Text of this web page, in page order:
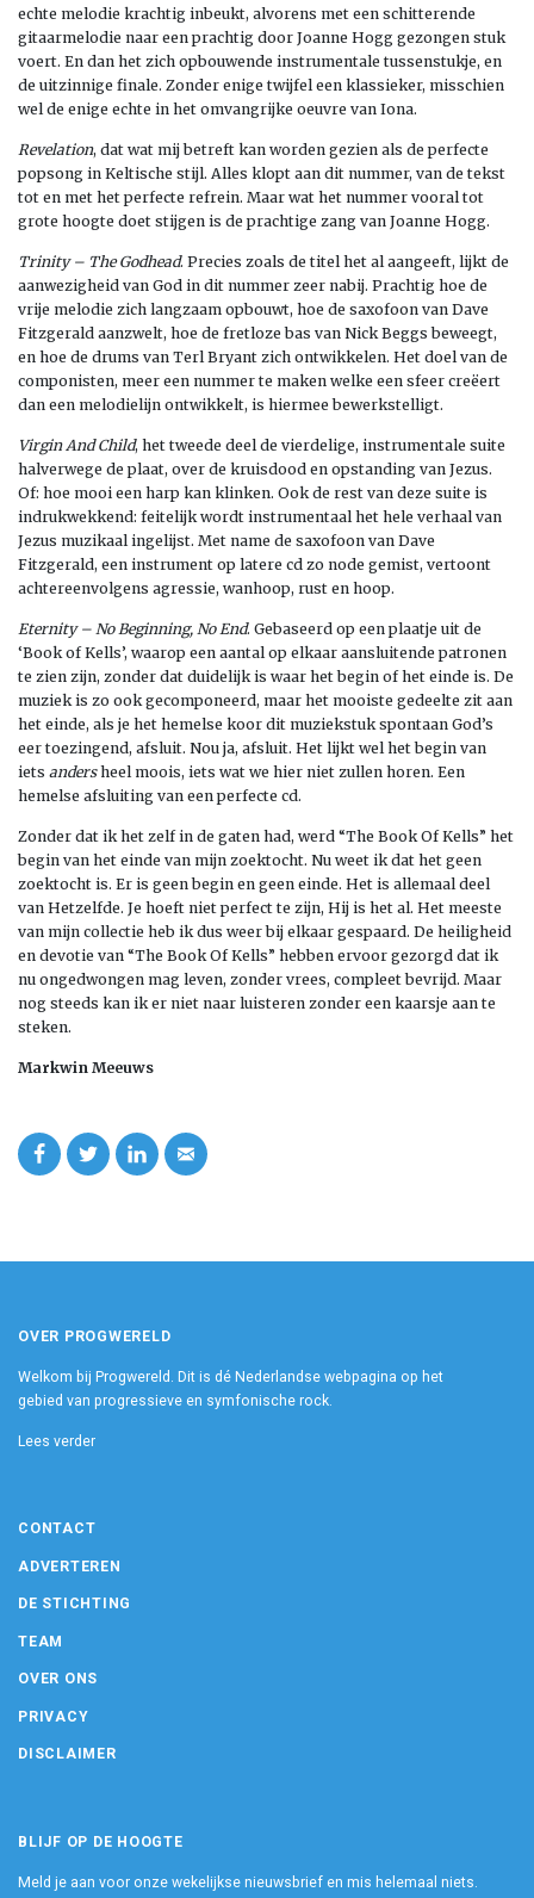
echte melodie krachtig inbeukt, alvorens met een schitterende
gitaarmelodie naar een prachtig door Joanne Hogg gezongen stuk
voert. En dan het zich opbouwende instrumentale tussenstukje, en
de uitzinnige finale. Zonder enige twijfel een klassieker, misschien
wel de enige echte in het omvangrijke oeuvre van Iona.
Revelation, dat wat mij betreft kan worden gezien als de perfecte
popsong in Keltische stijl. Alles klopt aan dit nummer, van de tekst
tot en met het perfecte refrein. Maar wat het nummer vooral tot
grote hoogte doet stijgen is de prachtige zang van Joanne Hogg.
Trinity – The Godhead. Precies zoals de titel het al aangeeft, lijkt de
aanwezigheid van God in dit nummer zeer nabij. Prachtig hoe de
vrije melodie zich langzaam opbouwt, hoe de saxofoon van Dave
Fitzgerald aanzwelt, hoe de fretloze bas van Nick Beggs beweegt,
en hoe de drums van Terl Bryant zich ontwikkelen. Het doel van de
componisten, meer een nummer te maken welke een sfeer creëert
dan een melodielijn ontwikkelt, is hiermee bewerkstelligt.
Virgin And Child, het tweede deel de vierdelige, instrumentale suite
halverwege de plaat, over de kruisdood en opstanding van Jezus.
Of: hoe mooi een harp kan klinken. Ook de rest van deze suite is
indrukwekkend: feitelijk wordt instrumentaal het hele verhaal van
Jezus muzikaal ingelijst. Met name de saxofoon van Dave
Fitzgerald, een instrument op latere cd zo node gemist, vertoont
achtereenvolgens agressie, wanhoop, rust en hoop.
Eternity – No Beginning, No End. Gebaseerd op een plaatje uit de
‘Book of Kells’, waarop een aantal op elkaar aansluitende patronen
te zien zijn, zonder dat duidelijk is waar het begin of het einde is. De
muziek is zo ook gecomponeerd, maar het mooiste gedeelte zit aan
het einde, als je het hemelse koor dit muziekstuk spontaan God’s
eer toezingend, afsluit. Nou ja, afsluit. Het lijkt wel het begin van
iets andersheel moois, iets wat we hier niet zullen horen. Een
hemelse afsluiting van een perfecte cd.
Zonder dat ik het zelf in de gaten had, werd “The Book Of Kells” het
begin van het einde van mijn zoektocht. Nu weet ik dat het geen
zoektocht is. Er is geen begin en geen einde. Het is allemaal deel
van Hetzelfde. Je hoeft niet perfect te zijn, Hij is het al. Het meeste
van mijn collectie heb ik dus weer bij elkaar gespaard. De heiligheid
en devotie van “The Book Of Kells” hebben ervoor gezorgd dat ik
nu ongedwongen mag leven, zonder vrees, compleet bevrijd. Maar
nog steeds kan ik er niet naar luisteren zonder een kaarsje aan te
steken.
Markwin Meeuws
OVER PROGWERELD
Welkom bij Progwereld. Dit is dé Nederlandse webpagina op het
gebied van progressieve en symfonische rock.
Lees verder
CONTACT
ADVERTEREN
DE STICHTING
TEAM
OVER ONS
PRIVACY
DISCLAIMER
BLIJF OP DE HOOGTE
Meld je aan voor onze wekelijkse nieuwsbrief en mis helemaal niets.